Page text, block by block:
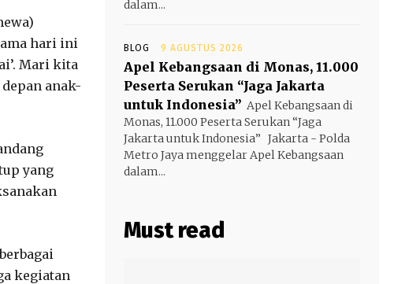
hari ini
Mari kita
anak-
yang
kegiatan
dalam...
BLOG 9 AGUSTUS 2026
Apel Kebangsaan di Monas, 11.000
Peserta Serukan “Jaga Jakarta
untuk Indonesia” Apel Kebangsaan di
Monas, 11.000 Peserta Serukan “Jaga
Jakarta untuk Indonesia” Jakarta - Polda
Metro Jaya menggelar Apel Kebangsaan
dalam...
Must read